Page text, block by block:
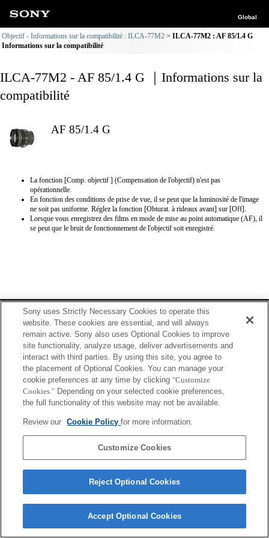
Global
Objectif - Informations sur la compatibilité : ILCA-77M2
ILCA-77M2 : AF 85/1.4 G
Informations sur la compatibilité
ILCA-77M2 - AF 85/1.4 G ｜Informations sur la
compatibilité
AF 85/1.4 G
La fonction [Comp. objectif ] (Compensation de l'objectif) n'est pas
opérationnelle.
En fonction des conditions de prise de vue, il se peut que la luminosité de l'image
ne soit pas uniforme. Réglez la fonction [Obturat. à rideaux avant] sur [Off].
Lorsque vous enregistrez des films en mode de mise au point automatique (AF), il
se peut que le bruit de fonctionnement de l'objectif soit enregistré.
Copyright 2026 Sony Corporation
Sony uses Strictly Necessary Cookies to operate this
website. These cookies are essential, and will always
remain active. Sony also uses Optional Cookies to improve
site functionality, analyze usage, deliver advertisements and
interact with third parties. By using this site, you agree to
the placement of Optional Cookies. You can manage your
cookie preferences at any time by clicking "Customize
Cookies." Depending on your selected cookie preferences,
the full functionality of this website may not be available.
Review our Cookie Policyfor more information.
Customize Cookies
Reject Optional Cookies
Accept Optional Cookies